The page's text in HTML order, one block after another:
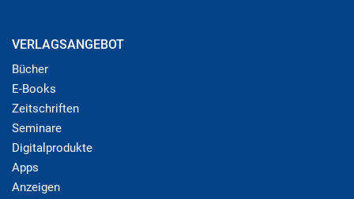
VERLAGSANGEBOT
Bücher
E-Books
Zeitschriften
Seminare
Digitalprodukte
Apps
Anzeigen